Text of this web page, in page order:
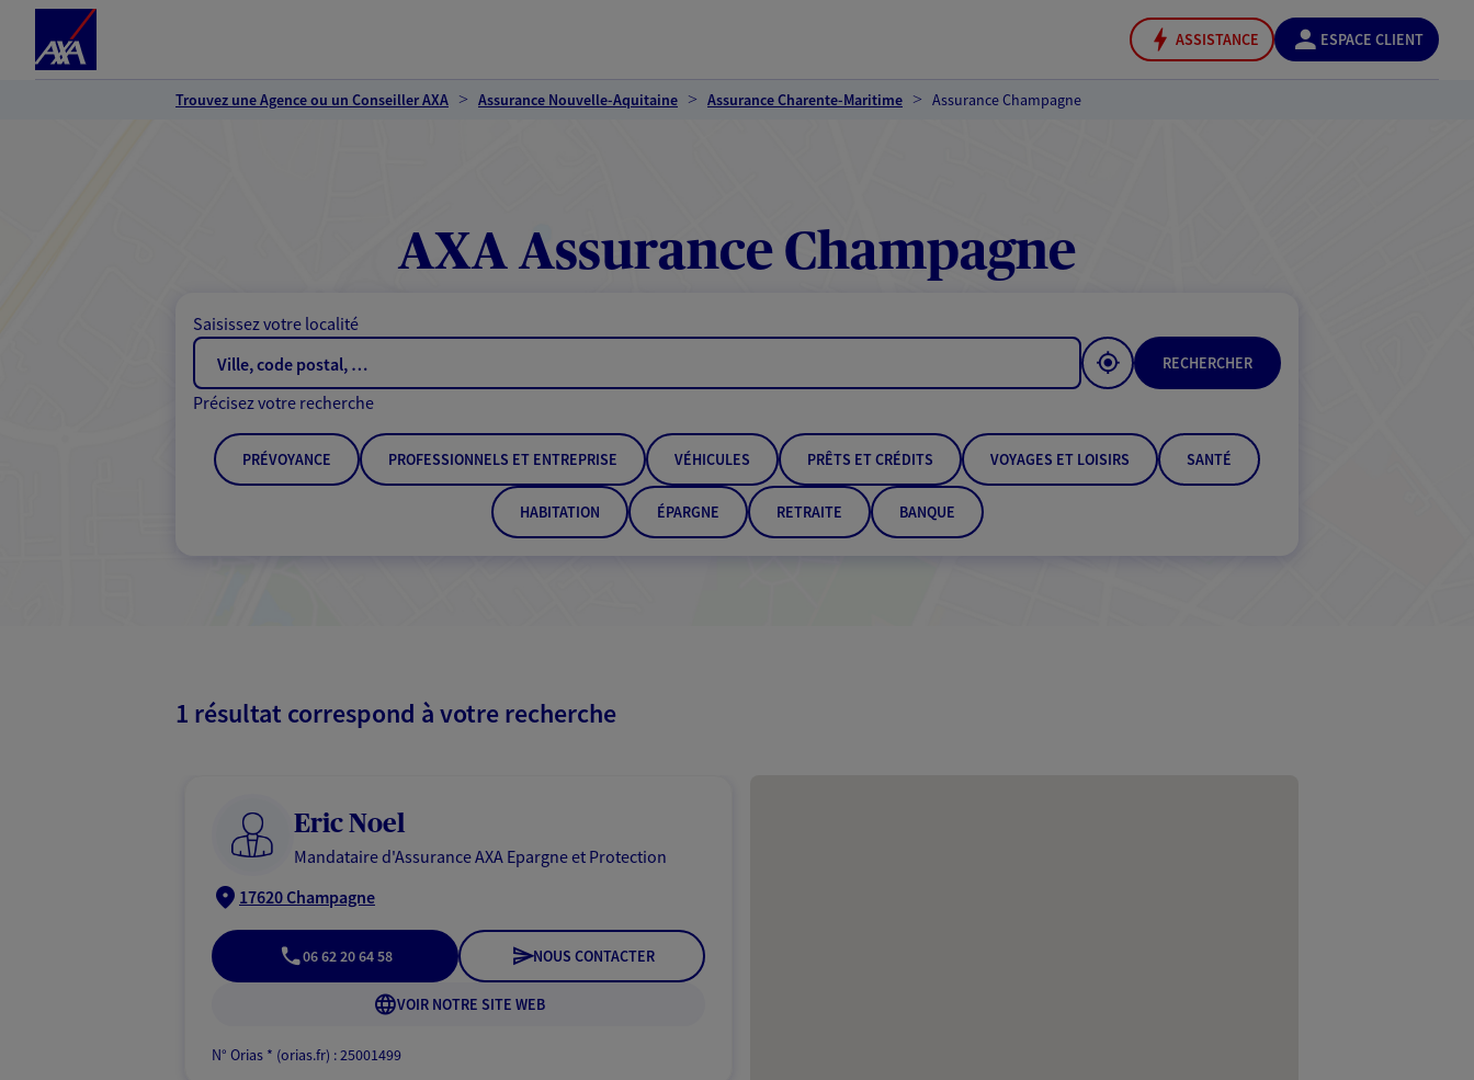
ASSISTANCE ESPACE CLIENT
Trouvez une Agence ou un Conseiller AXA Assurance Nouvelle-Aquitaine Assurance Charente-Maritime Assurance Champagne
AXA Assurance Champagne
Saisissez votre localité
RECHERCHER
Précisez votre recherche
PRÉVOYANCE PROFESSIONNELS ET ENTREPRISE VÉHICULES PRÊTS ET CRÉDITS VOYAGES ET LOISIRS SANTÉ
HABITATION ÉPARGNE RETRAITE BANQUE
1 résultat correspond à votre recherche
Eric Noel
Mandataire d'Assurance AXA Epargne et Protection
17620 Champagne
06 62 20 64 58 NOUS CONTACTER
VOIR NOTRE SITE WEB
N° Orias * (orias.fr) : 25001499